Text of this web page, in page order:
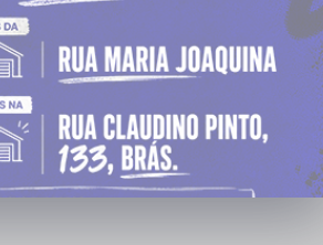
AVISE-ME
em até6x sem juros